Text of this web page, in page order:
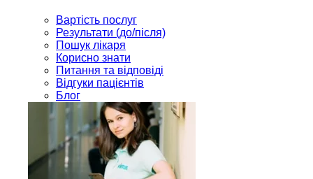
Вартість послуг
Результати (до/після)
Пошук лікаря
Корисно знати
Питання та відповіді
Відгуки пацієнтів
Блог